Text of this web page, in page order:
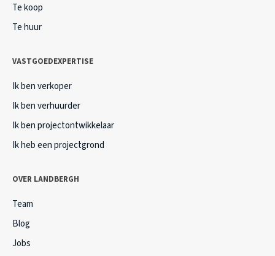
Te koop
Te huur
VASTGOEDEXPERTISE
Ik ben verkoper
Ik ben verhuurder
Ik ben projectontwikkelaar
Ik heb een projectgrond
OVER LANDBERGH
Team
Blog
Jobs